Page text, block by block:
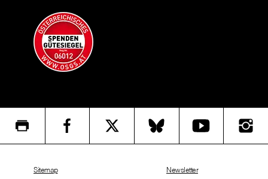
Sitemap Newsletter